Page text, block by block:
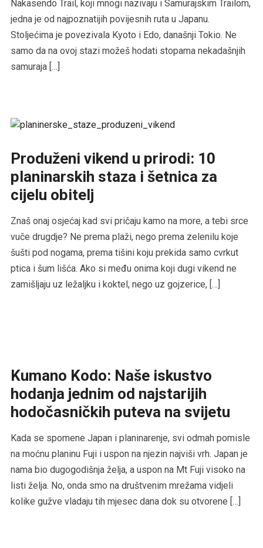
Nakasendo Trail, koji mnogi nazivaju i Samurajskim Trailom,
jedna je od najpoznatijih povijesnih ruta u Japanu.
Stoljećima je povezivala Kyoto i Edo, današnji Tokio. Ne
samo da na ovoj stazi možeš hodati stopama nekadašnjih
samuraja […]
Produženi vikend u prirodi: 10
planinarskih staza i šetnica za
cijelu obitelj
Znaš onaj osjećaj kad svi pričaju kamo na more, a tebi srce
vuče drugdje? Ne prema plaži, nego prema zelenilu koje
šušti pod nogama, prema tišini koju prekida samo cvrkut
ptica i šum lišća. Ako si među onima koji dugi vikend ne
zamišljaju uz ležaljku i koktel, nego uz gojzerice, […]
Kumano Kodo: Naše iskustvo
hodanja jednim od najstarijih
hodočasničkih puteva na svijetu
Kada se spomene Japan i planinarenje, svi odmah pomisle
na moćnu planinu Fuji i uspon na njezin najviši vrh. Japan je
nama bio dugogodišnja želja, a uspon na Mt Fuji visoko na
listi želja. No, onda smo na društvenim mrežama vidjeli
kolike gužve vladaju tih mjesec dana dok su otvorene […]